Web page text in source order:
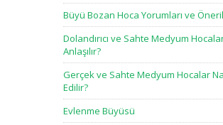
Büyü Bozan Hoca Yorumları ve
Dolandırıcı ve Sahte Medyum
Anlaşılır?
Gerçek ve Sahte Medyum Hocalar
Edilir?
Evlenme Büyüsü